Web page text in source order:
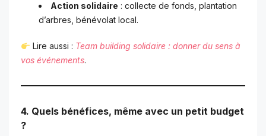
Action solidaire : collecte de fonds, plantation
d’arbres, bénévolat local.
Lire aussi : Team building solidaire : donner du sens à
vos événements.
4. Quels bénéfices, même avec un petit budget
?